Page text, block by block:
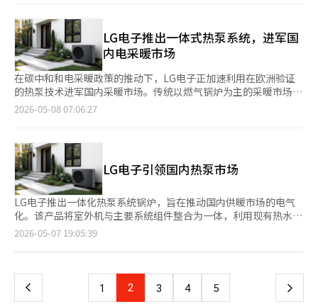
证生存。 最终，关键在于工厂运营效率、良率改善和成本竞争力
的获取。在这一过程中，基于AI的工艺优化和质量预测技术的重要
性也在迅速上升。 LG能源解决方案也在以生产效率和运营优化为
中心，扩大AX的应用范围。利用AI进行工艺数据分析和不良预测系
统的提升，正在超越单纯的成本节约，成为电池产业生存竞争力的
一部分。 在这一集团层面的AX战略中心是LG AI研究院。 LG AI研
究院以超大规模AI模型“EXAONE”为核心，汇聚了集团内部的AI
上，在今年的总裁会议上，LG利用EXAONE进行实时讨论分析、
关键词提取和会议摘要等，将会议本身作为AX执行的案例。这一
场景反映了LG希望将AI技术融入实际工作和管理决策过程的决
心。 LG CNS也是集团AX战略的另一个支柱。LG CNS不仅加速集
团内部的数字化转型，也在对外企业的AX业务扩展上加快步伐。
随着制造、物流、金融和公共领域对AI·云基础的数字化转型需求
的扩大，LG的AX能力正与新的B2B商业机会相连接。 LG的举动与
略，而SK则在电池和生物领域进行大规模的重组，LG则在加强现
新的领域，而是将AI与制造、质量和客户体验等现有优势结合，以
最大化竞争力。市场上对此评价为“最具LG特色的AI战略”。 实
宗家电部门的文总表示：“夏季是空调使用的高峰期，洗涤和卫生
管理的重要性也随之提高，因此我们准备了以高频使用的商品和服
务为中心的多种优惠。” 与此同时，气象局最近发布的三个月天
气预报显示，今年夏季将出现创纪录的高温。根据预报，5月和6月
的气温将分别有50%和7月60%的概率高于往年水平。※ 本报道经
人工智能（AI）系统翻译与编辑。
方式和组织文化创新活动重新定义为“重塑2.0”，并提出了变革
方向。 他分享了自己自1989年加入金星公司家电研究所以来积累
的37年哲学，指出：“每天看似微小的1%进步，经过一年将形成
约40倍的差距，而每天的1%退步，经过一年将导致约1480倍的倒
退。” 刘社长接着强调：“我们必须时刻牢记并实践每天积累1%
的变化，未来的竞争力将从今天的1%改善行动开始。让我们实现
每天的小变化和创新。” 自2022年起，LG电子开展了重塑活动，
旨在鼓励员工自发创造愉快的变化，并在全球范围内积极推广品
速工作方式的变革。 刘社长表示：“我们应当思考如何实现可
能，而不是找出不可能的理由，需要转变思维，以便实现更大的创
新。我将带头努力营造揭示问题的氛围。” 他还介绍了第一季度
的经营业绩以及接下来2至4季度的商业环境，旨在让大家认识到公
司面临的现实。 刘社长指出：“变化是我们最擅长的，揭示问题
并专注于执行以提高速度，就是我们现在要开始的重塑2.0。相信
LG电子的创新DNA和实力，让我们汇聚每个人的小变化，共同改
变LG电子的未来。”※ 本报道经人工智能（AI）系统翻译与编
辑。
LG电子推出一体式热泵系统，进军国
内电采暖市场
在碳中和和电采暖政策的推动下，LG电子正加速利用在欧洲验证
的热泵技术进军国内采暖市场。传统以燃气锅炉为主的采暖市场正
在向高效电力系统转型。 LG电子于7日宣布推出一体式热泵系统锅
性。更换旧锅炉时也能最大限度减少额外工程负担。 业内人士认
为，此次发布不仅是新产品的扩展，更是LG电子“电采暖战
略”的重要信号。全球主要国家正在减少化石燃料锅炉，扩大电力
热泵的普及，国内市场的增长潜力也在增加。 政府计划到2035年
实现减少518万吨温室气体的目标，推动350万台热泵的普及。热
泵利用空气中的热能供暖和热水，作为新一代采暖技术，其能效和
碳减排效果显著优于传统燃气锅炉。 LG电子的新产品具有高效结
构，能产生约4至5倍于投入电力的热能。因此，与传统化石燃料锅
炉相比，能源成本可节省约40%至60%。尽管初期安装成本较
政府补贴后，初期投资回收期可在5至6年内实现。 在环境法规方
面，产品采用的R32制冷剂的全球变暖潜值（GWP）比传统R410A
2026-05-08 07:06:27
LG电子引领国内热泵市场
LG电子推出一体化热泵系统锅炉，旨在推动国内供暖市场的电气
化。该产品将室外机与主要系统组件整合为一体，利用现有热水管
道，无需额外冷媒管道施工，便于锅炉更换。自2011年起，LG电
泵系统锅炉。新产品采用空气源热泵技术，通过空气中的热量提供
40%至60%的能源成本。该产品符合政府到2035年推广350万台
热泵的计划，尽管初期成本较高，但考虑到政府补贴和节能效果，
2026-05-07 19:05:39
上
页
1 2 3 4 5 下